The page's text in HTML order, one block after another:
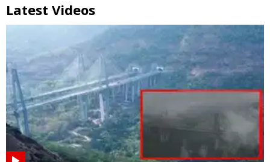
Latest Videos